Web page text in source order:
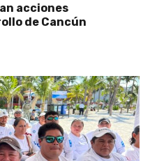
acciones
de Cancún